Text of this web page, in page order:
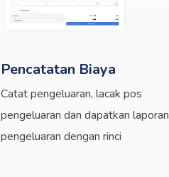
Pencatatan Biaya
Catat pengeluaran, lacak pos
pengeluaran dan dapatkan laporan
pengeluaran dengan rinci